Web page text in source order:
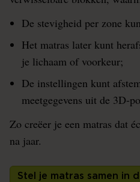
De stevigheid per zone
Het matras later kunt
je lichaam of voorkeur;
De instellingen kunt
meetgegevens uit de 3D-
Zo creëer je een matras dat
na jaar.
Stel je matras samen in